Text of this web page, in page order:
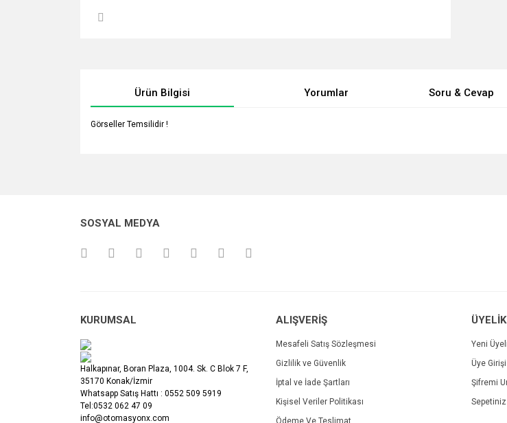
Ürün Bilgisi Yorumlar Soru & Cevap
Görseller Temsilidir !
Ürün açıklamasında eksik bilgiler bulunuyor.
SOSYAL MEDYA
KURUMSAL
Halkapınar, Boran Plaza, 1004. Sk. C Blok 7 F,
35170 Konak/İzmir
Whatsapp Satış Hattı : 0552 509 5919
Tel:0532 062 47 09
info@otomasyonx.com
ALIŞVERİŞ
Mesafeli Satış Sözleşmesi
Gizlilik ve Güvenlik
İptal ve İade Şartları
Kişisel Veriler Politikası
Ödeme Ve Teslimat
ÜYELİK
Yeni
Üye Girişi
Şifremi
Sepetiniz